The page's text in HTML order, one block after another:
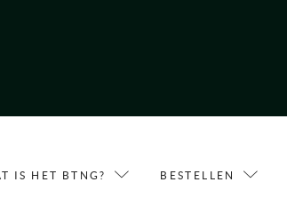
IS HET BTNG? BESTELLEN